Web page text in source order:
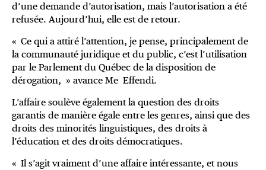
d’une demande d’autorisation, mais l’autorisation a été
refusée. Aujourd’hui, elle est de retour.
« Ce qui a attiré l’attention, je pense, principalement de
la communauté juridique et du public, c’est l’utilisation
par le Parlement du Québec de la disposition de
dérogation, » avance Me Effendi.
L’affaire soulève également la question des droits
garantis de manière égale entre les genres, ainsi que des
droits des minorités linguistiques, des droits à
l’éducation et des droits démocratiques.
« Il s’agit vraiment d’une affaire intéressante, et nous